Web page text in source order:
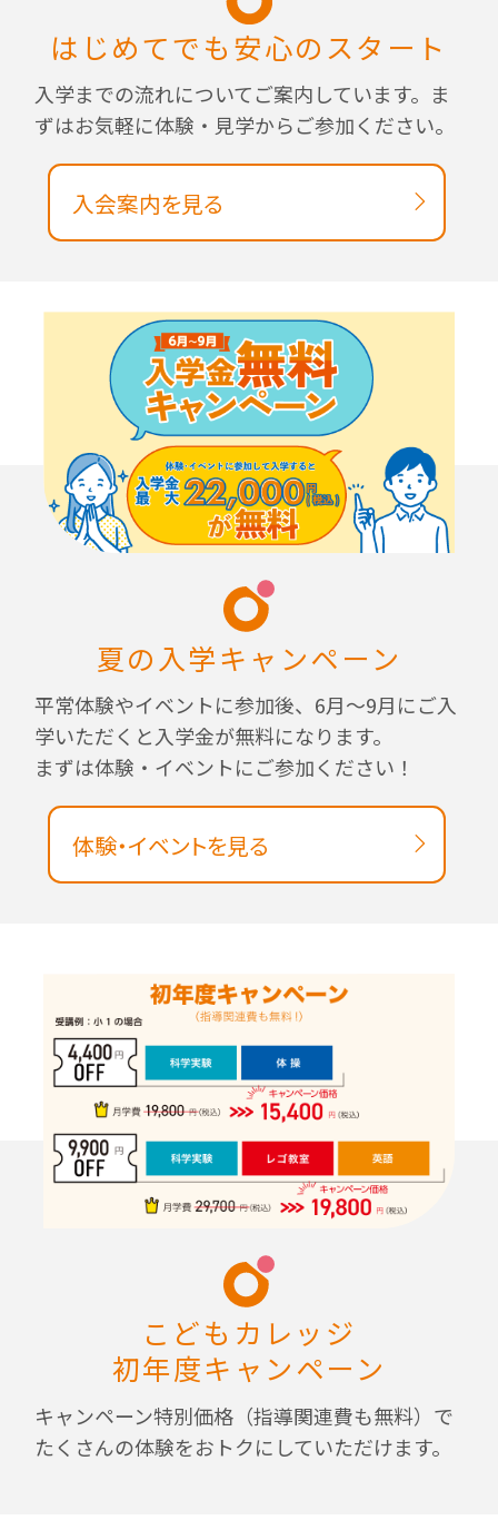
はじめてでも安心のスタート
入学までの流れについてご案内しています。ま
ずはお気軽に体験・見学からご参加ください。
入会案内を見る
夏の入学キャンペーン
平常体験やイベントに参加後、6月～9月にご入
学いただくと入学金が無料になります。
まずは体験・イベントにご参加ください！
体験・イベントを見る
こどもカレッジ
初年度キャンペーン
キャンペーン特別価格（指導関連費も無料）で
たくさんの体験をおトクにしていただけます。